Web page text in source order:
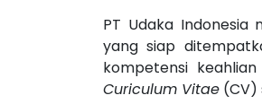
PT Udaka Indonesia
yang siap
kompetensi
Curiculum Vitae (CV)